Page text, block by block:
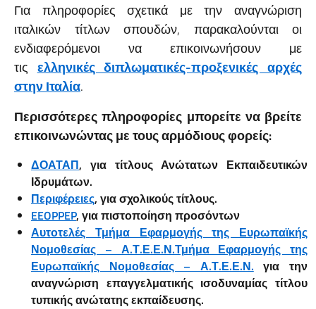
Για πληροφορίες σχετικά με την αναγνώριση
ιταλικών τίτλων σπουδών, παρακαλούνται οι
ενδιαφερόμενοι να επικοινωνήσουν με
τις ελληνικές διπλωματικές-προξενικές αρχές
στην Ιταλία.
Περισσότερες πληροφορίες μπορείτε να βρείτε
επικοινωνώντας με τους αρμόδιους φορείς:
ΔΟΑΤΑΠ, για τίτλους Ανώτατων Εκπαιδευτικών
Ιδρυμάτων.
Περιφέρειες, για σχολικούς τίτλους.
EEOPPEP, για πιστοποίηση προσόντων
Αυτοτελές Τμήμα Εφαρμογής της Ευρωπαϊκής
Νομοθεσίας – Α.Τ.Ε.Ε.Ν.Τμήμα Εφαρμογής της
Ευρωπαϊκής Νομοθεσίας – Α.Τ.Ε.Ε.Ν. για την
αναγνώριση επαγγελματικής ισοδυναμίας τίτλου
τυπικής ανώτατης εκπαίδευσης.